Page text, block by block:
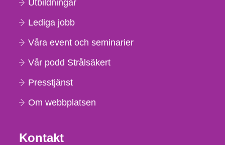
Utbildningar
Lediga jobb
Våra event och seminarier
Vår podd Strålsäkert
Presstjänst
Om webbplatsen
Kontakt